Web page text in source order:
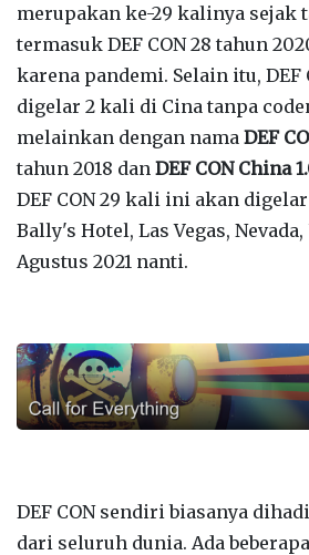
merupakan ke-29 kalinya sejak
termasuk DEF CON 28 tahun
karena pandemi. Selain itu, DEF
digelar 2 kali di Cina tanpa
melainkan dengan nama DEF
tahun 2018 dan DEF CON China
DEF CON 29 kali ini akan
Bally's Hotel, Las Vegas,
Agustus 2021 nanti.
DEF CON sendiri biasanya
dari seluruh dunia. Ada